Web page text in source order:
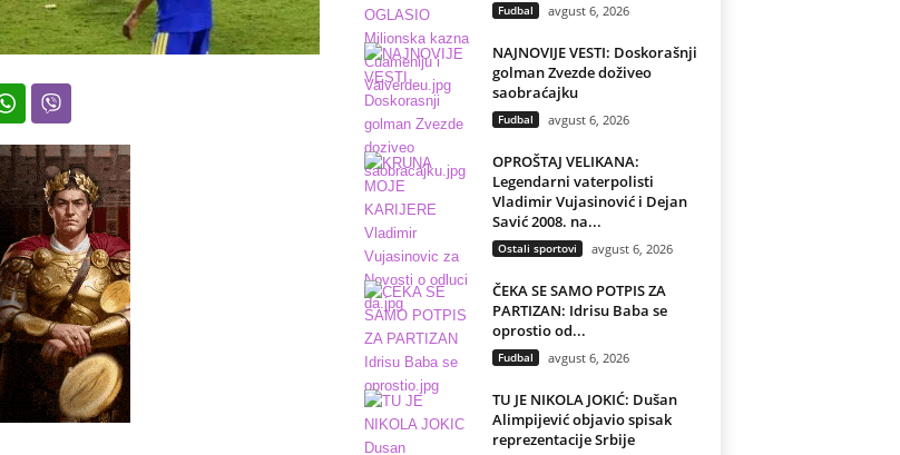
Fudbal avgust 6, 2026
NAJNOVIJE VESTI: Doskorašnji
golman Zvezde doživeo
saobraćajku
Fudbal avgust 6, 2026
OPROŠTAJ VELIKANA:
Legendarni vaterpolisti
Vladimir Vujasinović i Dejan
Savić 2008. na...
Ostali sportovi avgust 6, 2026
ČEKA SE SAMO POTPIS ZA
PARTIZAN: Idrisu Baba se
oprostio od...
Fudbal avgust 6, 2026
TU JE NIKOLA JOKIĆ: Dušan
Alimpijević objavio spisak
reprezentacije Srbije